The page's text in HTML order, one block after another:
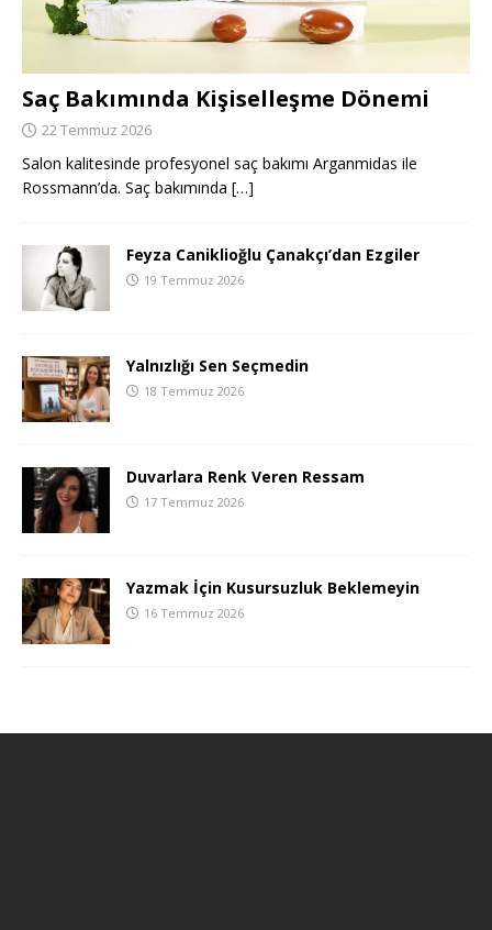
Saç Bakımında Kişiselleşme Dönemi
22 Temmuz 2026
Salon kalitesinde profesyonel saç bakımı Arganmidas ile
Rossmann’da. Saç bakımında […]
Feyza Caniklioğlu Çanakçı’dan Ezgiler
19 Temmuz 2026
Yalnızlığı Sen Seçmedin
18 Temmuz 2026
Duvarlara Renk Veren Ressam
17 Temmuz 2026
Yazmak İçin Kusursuzluk Beklemeyin
16 Temmuz 2026